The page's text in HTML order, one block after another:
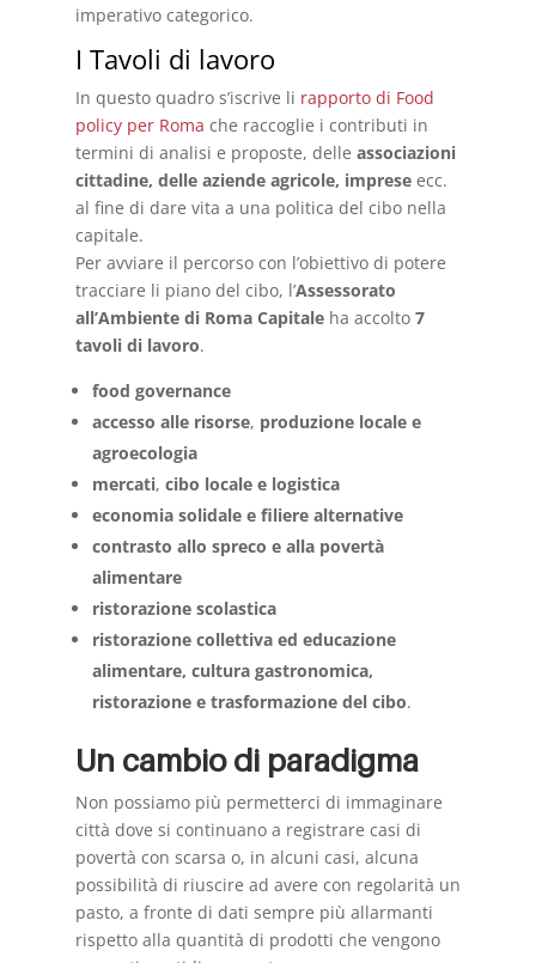
imperativo categorico.
I Tavoli di lavoro
In questo quadro s’iscrive li rapporto di Food
policy per Roma che raccoglie i contributi in
termini di analisi e proposte, delle associazioni
cittadine, delle aziende agricole, imprese ecc.
al fine di dare vita a una politica del cibo nella
capitale.
Per avviare il percorso con l’obiettivo di potere
tracciare li piano del cibo, l’Assessorato
all’Ambiente di Roma Capitaleha accolto 7
tavoli di lavoro.
food governance
accesso alle risorse, produzione locale e
agroecologia
mercati, cibo locale e logistica
economia solidale e filiere alternative
contrasto allo spreco e alla povertà
alimentare
ristorazione scolastica
ristorazione collettiva ed educazione
alimentare, cultura gastronomica,
ristorazione e trasformazione del cibo.
Un cambio di paradigma
Non possiamo più permetterci di immaginare
città dove si continuano a registrare casi di
povertà con scarsa o, in alcuni casi, alcuna
possibilità di riuscire ad avere con regolarità un
pasto, a fronte di dati sempre più allarmanti
rispetto alla quantità di prodotti che vengono